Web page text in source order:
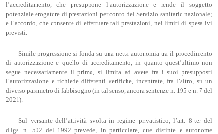
l’accreditamento, che presuppone l’autorizzazione e rende il soggetto
potenziale erogatore di prestazioni per conto del Servizio sanitario nazionale;
e l’accordo, che consente di effettuare tali prestazioni, nei limiti di spesa ivi
previsti.
Simile progressione si fonda su una netta autonomia tra il procedimento
di autorizzazione e quello di accreditamento, in quanto quest’ultimo non
segue necessariamente il primo, si limita ad avere fra i suoi presupposti
l’autorizzazione e richiede differenti verifiche, incentrate, fra l’altro, su un
diverso parametro di fabbisogno (in tal senso, ancora sentenze n. 195 e n. 7 del
2021).
Sul versante dell’attività svolta in regime privatistico, l’art. 8-ter del
d.lgs. n. 502 del 1992 prevede, in particolare, due distinte e autonome